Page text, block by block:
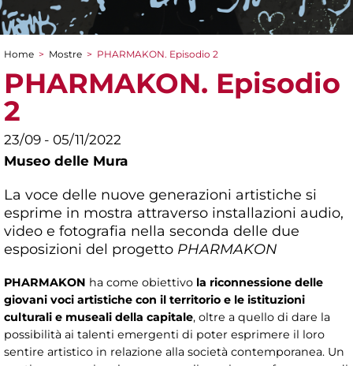
Tu sei qui
Home > Mostre > PHARMAKON. Episodio 2
PHARMAKON. Episodio
2
23/09 - 05/11/2022
Museo delle Mura
La voce delle nuove generazioni artistiche si
esprime in mostra attraverso installazioni audio,
video e fotografia nella seconda delle due
esposizioni del progetto PHARMAKON
PHARMAKON ha come obiettivo la riconnessione delle
giovani voci artistiche con il territorio e le istituzioni
culturali e museali della capitale, oltre a quello di dare la
possibilità ai talenti emergenti di poter esprimere il loro
sentire artistico in relazione alla società contemporanea. Un